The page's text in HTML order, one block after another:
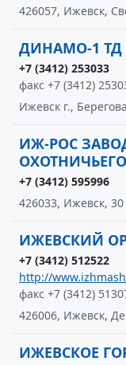
426057, Ижевск,
ДИНАМО-1
+7 (3412) 253033
факс +7 (3412)
Ижевск г.,
ИЖ-РОС
+7 (3412) 595996
426033, Ижевск,
ИЖЕВСКИЙ
+7 (3412) 512522
http://
факс +7 (3412)
426006, Ижевск,
ИЖЕВСКОЕ